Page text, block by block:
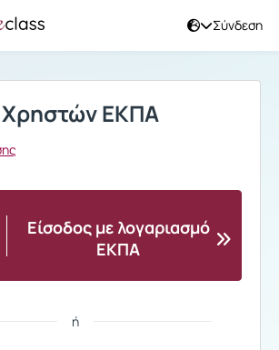
Σύνδεση
Χρηστών ΕΚΠΑ
Είσοδος με λογαριασμό
ΕΚΠΑ
ή